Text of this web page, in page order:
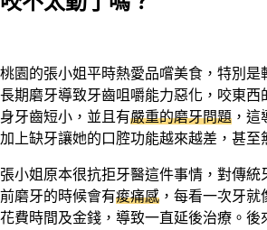
桃園的張小姐平時熱愛品嚐美食，特別是
長期磨牙導致牙齒咀嚼能力惡化，咬東西
身牙齒短小，並且有嚴重的磨牙問題 ，這
加上缺牙讓她的口腔功能越來越差，甚至
張小姐原本很抗拒牙醫這件事情，對傳統
前磨牙的時候會有痠痛感 ，每看一次牙
花費時間及金錢，導致一直延後治療。後